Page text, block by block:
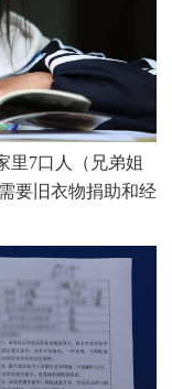
里7口人（兄弟姐
要旧衣物捐助和经